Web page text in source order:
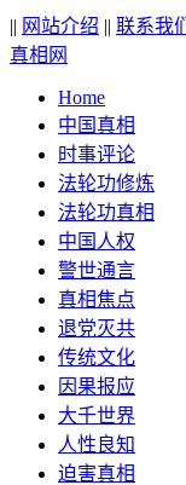
|| 网站介绍 || 联系我们
真相网
Home
中国真相
时事评论
法轮功修炼
法轮功真相
中国人权
警世通言
真相焦点
退党灭共
传统文化
因果报应
大千世界
人性良知
迫害真相